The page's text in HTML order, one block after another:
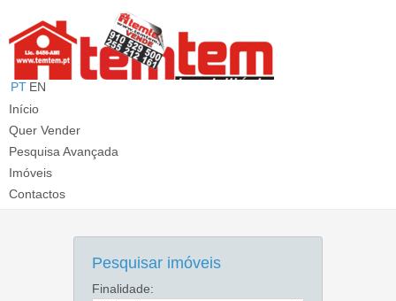
PT EN
Início
Quer Vender
Pesquisa Avançada
Imóveis
Contactos
Pesquisar imóveis
Finalidade: